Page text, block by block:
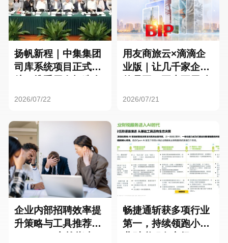
扬帆新程｜中集集团
司库系统项目正式启
2026/07/22
用友商旅云×滴滴企
业版｜让几千家企业
2026/07/21
企业内部招聘效率提
升策略与工具推荐：
畅捷通斩获多项行业
第一，持续领跑小微